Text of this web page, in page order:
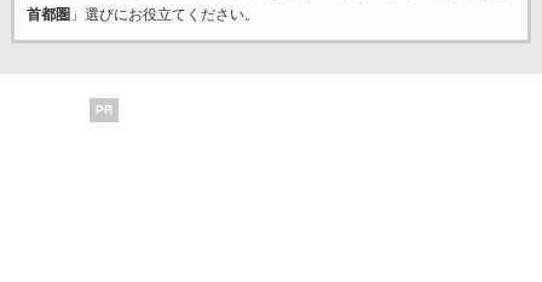
首都圏 」選びにお役立てください。
PR